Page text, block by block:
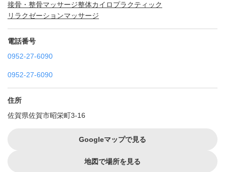
接骨・整骨マッサージ整体カイロプラクティック
リラクゼーションマッサージ
電話番号
0952-27-6090
0952-27-6090
住所
佐賀県佐賀市昭栄町3-16
Googleマップで見る
地図で場所を見る